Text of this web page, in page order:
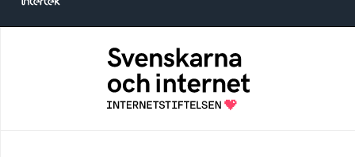
Svenskarna och internet
En årlig studie av svenska folkets
internetvanor